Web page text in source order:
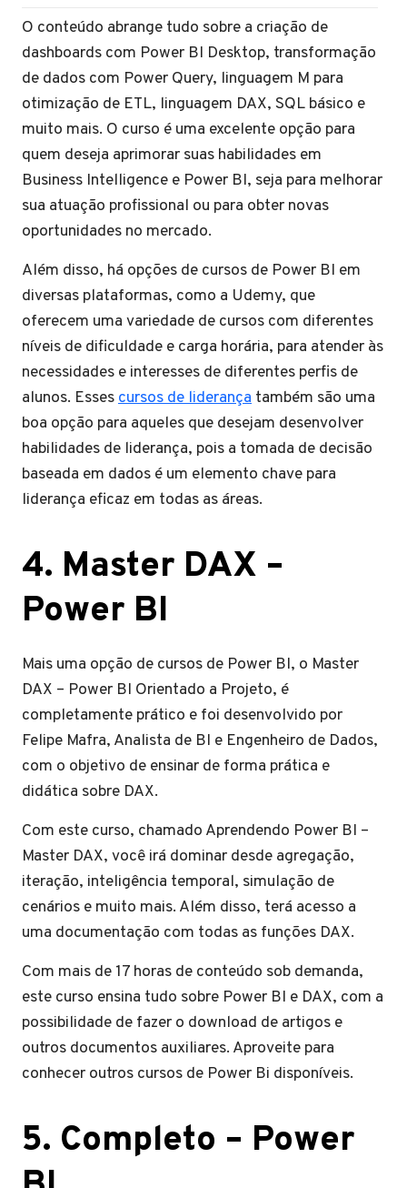
O conteúdo abrange tudo sobre a criação de
dashboards com Power BI Desktop, transformação
de dados com Power Query, linguagem M para
otimização de ETL, linguagem DAX, SQL básico e
muito mais. O curso é uma excelente opção para
quem deseja aprimorar suas habilidades em
Business Intelligence e Power BI, seja para melhorar
sua atuação profissional ou para obter novas
oportunidades no mercado.
Além disso, há opções de cursos de Power BI em
diversas plataformas, como a Udemy, que
oferecem uma variedade de cursos com diferentes
níveis de dificuldade e carga horária, para atender às
necessidades e interesses de diferentes perfis de
alunos. Essescursos de liderança também são uma
boa opção para aqueles que desejam desenvolver
habilidades de liderança, pois a tomada de decisão
baseada em dados é um elemento chave para
liderança eficaz em todas as áreas.
4. Master DAX –
Power BI
Mais uma opção de cursos de Power BI, o Master
DAX – Power BI Orientado a Projeto, é
completamente prático e foi desenvolvido por
Felipe Mafra, Analista de BI e Engenheiro de Dados,
com o objetivo de ensinar de forma prática e
didática sobre DAX.
Com este curso, chamado Aprendendo Power BI –
Master DAX, você irá dominar desde agregação,
iteração, inteligência temporal, simulação de
cenários e muito mais. Além disso, terá acesso a
uma documentação com todas as funções DAX.
Com mais de 17 horas de conteúdo sob demanda,
este curso ensina tudo sobre Power BI e DAX, com a
possibilidade de fazer o download de artigos e
outros documentos auxiliares. Aproveite para
conhecer outros cursos de Power Bi disponíveis.
5. Completo – Power